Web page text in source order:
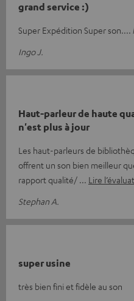
grand service :)
Super Expédition Super son....
Ingo J.
Haut-parleur de haute
n'est plus à jour
Les haut-parleurs de
offrent un son bien meilleur
rapport qualité/
Lire
Stephan A.
super usine
très bien fini et fidèle au son